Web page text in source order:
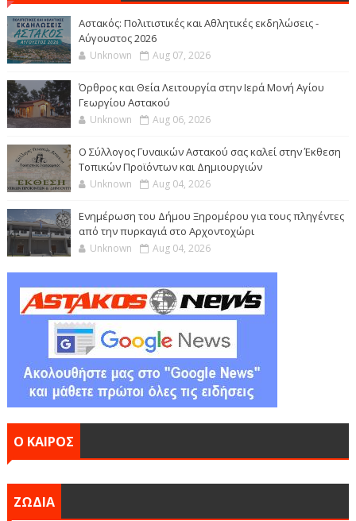
Αστακός: Πολιτιστικές και Αθλητικές εκδηλώσεις -
Αύγουστος 2026
Unknown Aug 07, 2026
Όρθρος και Θεία Λειτουργία στην Ιερά Μονή Αγίου
Γεωργίου Αστακού
Unknown Aug 06, 2026
Ο Σύλλογος Γυναικών Αστακού σας καλεί στην Έκθεση
Τοπικών Προϊόντων και Δημιουργιών
Unknown Aug 04, 2026
Ενημέρωση του Δήμου Ξηρομέρου για τους πληγέντες
από την πυρκαγιά στο Αρχοντοχώρι
Unknown Aug 04, 2026
Ο ΚΑΙΡΟΣ
ΖΩΔΙΑ